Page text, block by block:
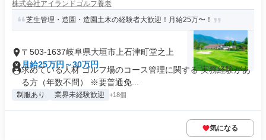
株式会社アイランドゴルフ養老
芝生管理・造園・造園土木の経験者大歓迎！月給25万〜！
〒503-1637岐阜県大垣市上石津町堂之上
月給25万円～30万円
求めている人材 ゴルフ場のコース管理に関する 実務経験があ
る方（年数不問） ※要普通免...
制服あり 業界未経験歓迎 +18個
気になる